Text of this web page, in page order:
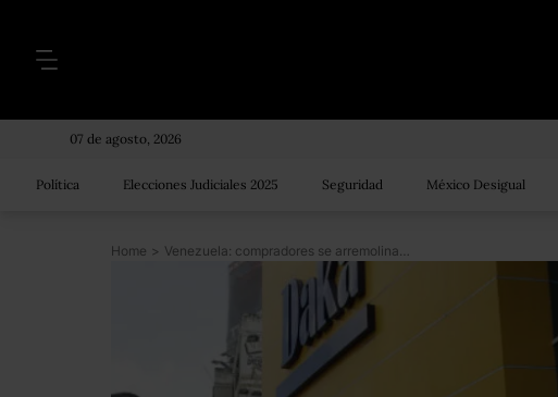
07 de agosto, 2026
Política Elecciones Judiciales 2025 Seguridad México Desigual
Home > Venezuela: compradores se arremolinan en tiendas incautadas por el gobierno